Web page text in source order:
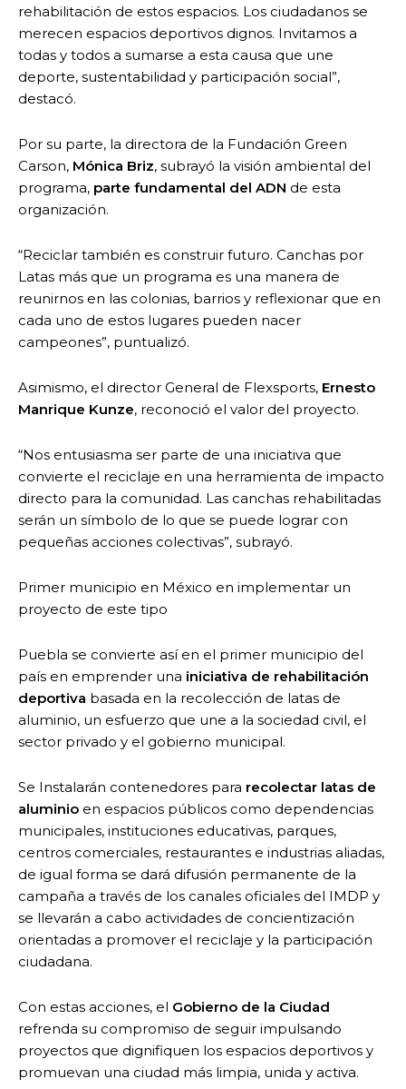
rehabilitación de estos espacios. Los ciudadanos se
merecen espacios deportivos dignos. Invitamos a
todas y todos a sumarse a esta causa que une
deporte, sustentabilidad y participación social”,
destacó.
Por su parte, la directora de la Fundación Green
Carson, Mónica Briz, subrayó la visión ambiental del
programa, parte fundamental del ADN de esta
organización.
“Reciclar también es construir futuro. Canchas por
Latas más que un programa es una manera de
reunirnos en las colonias, barrios y reflexionar que en
cada uno de estos lugares pueden nacer
campeones”, puntualizó.
Asimismo, el director General de Flexsports, Ernesto
Manrique Kunze, reconoció el valor del proyecto.
“Nos entusiasma ser parte de una iniciativa que
convierte el reciclaje en una herramienta de impacto
directo para la comunidad. Las canchas rehabilitadas
serán un símbolo de lo que se puede lograr con
pequeñas acciones colectivas”, subrayó.
Primer municipio en México en implementar un
proyecto de este tipo
Puebla se convierte así en el primer municipio del
país en emprender una iniciativa de rehabilitación
deportiva basada en la recolección de latas de
aluminio, un esfuerzo que une a la sociedad civil, el
sector privado y el gobierno municipal.
Se Instalarán contenedores para recolectar latas de
aluminio en espacios públicos como dependencias
municipales, instituciones educativas, parques,
centros comerciales, restaurantes e industrias aliadas,
de igual forma se dará difusión permanente de la
campaña a través de los canales oficiales del IMDP y
se llevarán a cabo actividades de concientización
orientadas a promover el reciclaje y la participación
ciudadana.
Con estas acciones, el Gobierno de la Ciudad
refrenda su compromiso de seguir impulsando
proyectos que dignifiquen los espacios deportivos y
promuevan una ciudad más limpia, unida y activa.